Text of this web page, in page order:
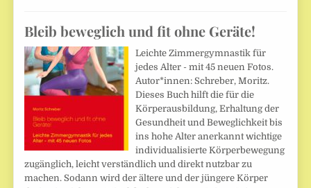
Bleib beweglich und fit ohne Geräte!
Leichte Zimmergymnastik für
jedes Alter - mit 45 neuen Fotos.
Autor*innen: Schreber, Moritz.
Dieses Buch hilft die für die
Körperausbildung, Erhaltung der
Gesundheit und Beweglichkeit bis
ins hohe Alter anerkannt wichtige
individualisierte Körperbewegung
zugänglich, leicht verständlich und direkt nutzbar zu
machen. Sodann wird der ältere und der jüngere Körper